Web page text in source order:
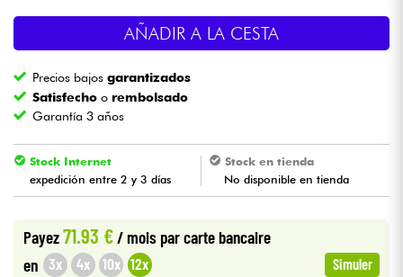
Luces
Vientos
Violines y cuarteto
Cables & Acces.
AÑADIR A LA CESTA
Precios bajosgarantizados
Satisfecho o rembolsado
Garantía 3 años
Stock Internet
expedición entre 2 y 3 días
Stock en tienda
No disponible en tienda
Payez71.93 €/ mois par carte bancaire
en 3x 4x 10x 12x Simuler